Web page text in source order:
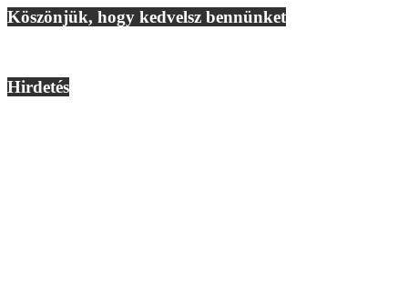
Köszönjük, hogy kedvelsz bennünket
Hirdetés